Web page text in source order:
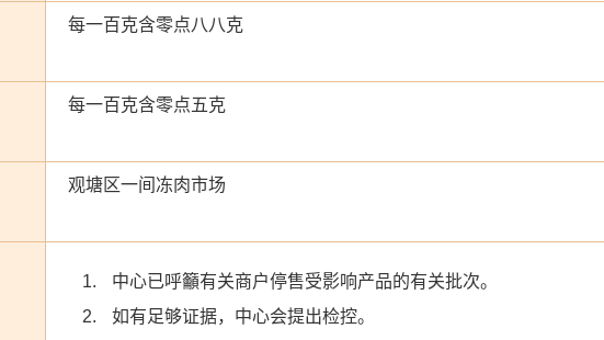
每一百克含零点八八克
每一百克含零点五克
观塘区一间冻肉市场
中心已呼籲有关商户停售受影响产品的有关批次。
如有足够证据，中心会提出检控。